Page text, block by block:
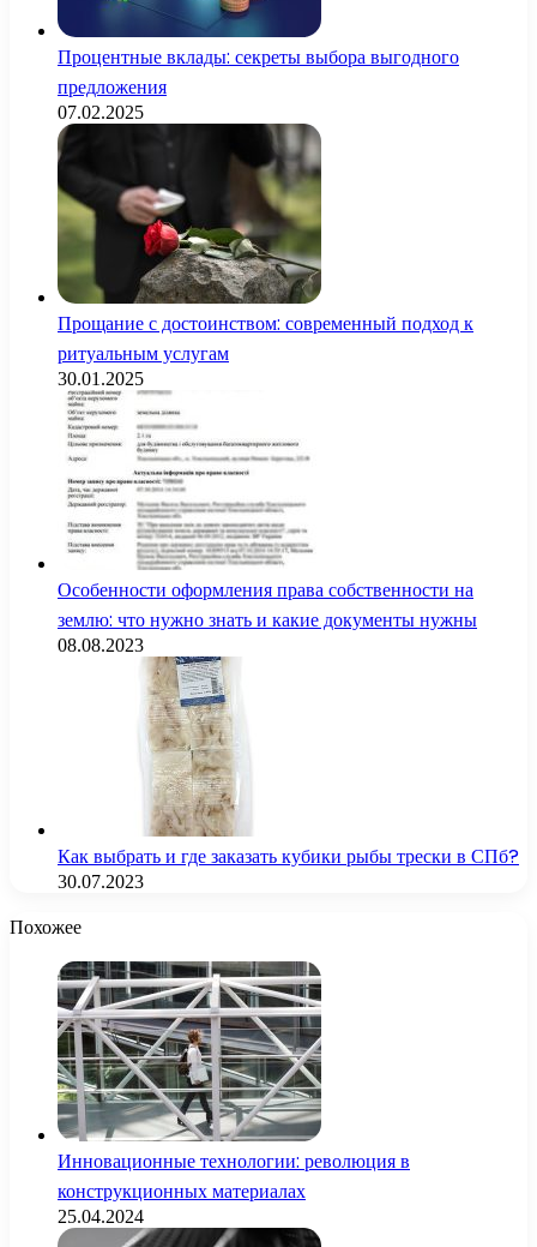
Процентные вклады: секреты выбора выгодного
предложения
07.02.2025
Прощание с достоинством: современный подход к
ритуальным услугам
30.01.2025
Особенности оформления права собственности на
землю: что нужно знать и какие документы нужны
08.08.2023
Как выбрать и где заказать кубики рыбы трески в СПб?
30.07.2023
Похожее
Инновационные технологии: революция в
конструкционных материалах
25.04.2024